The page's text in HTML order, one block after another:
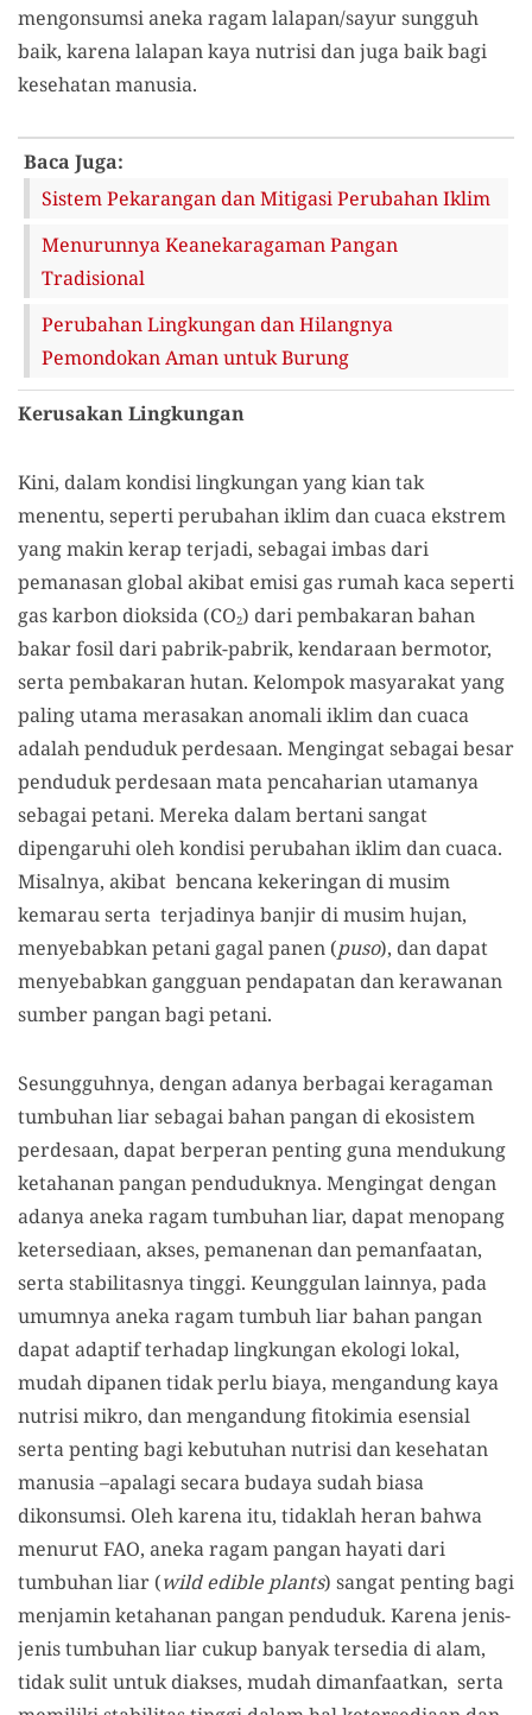
mengonsumsi aneka ragam lalapan/sayur sungguh
baik, karena lalapan kaya nutrisi dan juga baik bagi
kesehatan manusia.
Baca Juga:
Sistem Pekarangan dan Mitigasi Perubahan Iklim
Menurunnya Keanekaragaman Pangan
Tradisional
Perubahan Lingkungan dan Hilangnya
Pemondokan Aman untuk Burung
Kerusakan Lingkungan
Kini, dalam kondisi lingkungan yang kian tak
menentu, seperti perubahan iklim dan cuaca ekstrem
yang makin kerap terjadi, sebagai imbas dari
pemanasan global akibat emisi gas rumah kaca seperti
gas karbon dioksida (CO2) dari pembakaran bahan
bakar fosil dari pabrik-pabrik, kendaraan bermotor,
serta pembakaran hutan. Kelompok masyarakat yang
paling utama merasakan anomali iklim dan cuaca
adalah penduduk perdesaan. Mengingat sebagai besar
penduduk perdesaan mata pencaharian utamanya
sebagai petani. Mereka dalam bertani sangat
dipengaruhi oleh kondisi perubahan iklim dan cuaca.
Misalnya, akibat bencana kekeringan di musim
kemarau serta terjadinya banjir di musim hujan,
menyebabkan petani gagal panen (puso), dan dapat
menyebabkan gangguan pendapatan dan kerawanan
sumber pangan bagi petani.
Sesungguhnya, dengan adanya berbagai keragaman
tumbuhan liar sebagai bahan pangan di ekosistem
perdesaan, dapat berperan penting guna mendukung
ketahanan pangan penduduknya. Mengingat dengan
adanya aneka ragam tumbuhan liar, dapat menopang
ketersediaan, akses, pemanenan dan pemanfaatan,
serta stabilitasnya tinggi. Keunggulan lainnya, pada
umumnya aneka ragam tumbuh liar bahan pangan
dapat adaptif terhadap lingkungan ekologi lokal,
mudah dipanen tidak perlu biaya, mengandung kaya
nutrisi mikro, dan mengandung fitokimia esensial
serta penting bagi kebutuhan nutrisi dan kesehatan
manusia –apalagi secara budaya sudah biasa
dikonsumsi. Oleh karena itu, tidaklah heran bahwa
menurut FAO, aneka ragam pangan hayati dari
tumbuhan liar (wild edible plants) sangat penting bagi
menjamin ketahanan pangan penduduk. Karena jenis-
jenis tumbuhan liar cukup banyak tersedia di alam,
tidak sulit untuk diakses, mudah dimanfaatkan, serta